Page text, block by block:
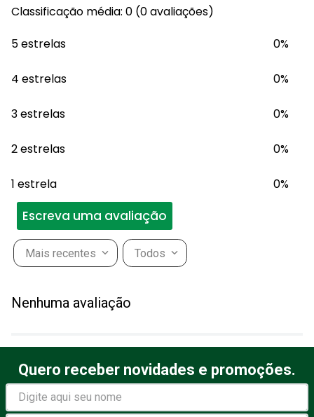
Classificação média: 0 (0 avaliações)
5 estrelas
0%
4 estrelas 0%
3 estrelas 0%
2 estrelas 0%
1 estrela 0%
Escreva uma avaliação
Avalie o produto de 1 a 5
estrelas
Mais recentes Todos
Nenhuma avaliação
Quero receber novidades e promoções.